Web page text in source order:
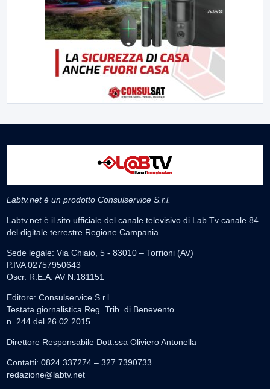
Labtv.net è un prodotto Consulservice S.r.l.
Labtv.net è il sito ufficiale del canale televisivo di Lab Tv canale 84
del digitale terrestre Regione Campania
Sede legale: Via Chiaio, 5 - 83010 – Torrioni (AV)
P.IVA 02757950643
Oscr. R.E.A. AV N.181151
Editore: Consulservice S.r.l.
Testata giornalistica Reg. Trib. di Benevento
n. 244 del 26.02.2015
Direttore Responsabile Dott.ssa Oliviero Antonella
Contatti: 0824.337274 – 327.7390733
redazione@labtv.net